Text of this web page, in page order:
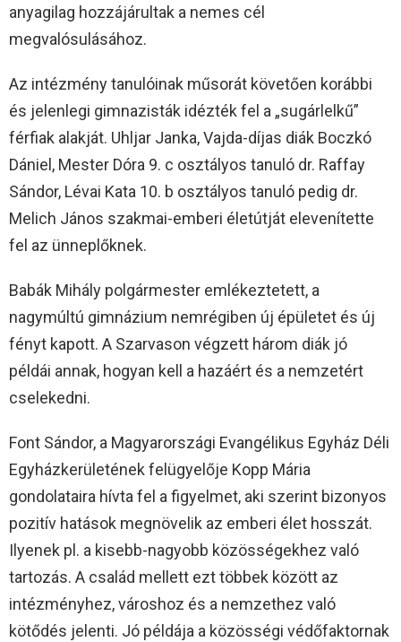
anyagilag hozzájárultak a nemes cél
megvalósulásához.
Az intézmény tanulóinak műsorát követően korábbi
és jelenlegi gimnazisták idézték fel a „sugárlelkű”
férfiak alakját. Uhljar Janka, Vajda-díjas diák Boczkó
Dániel, Mester Dóra 9. c osztályos tanuló dr. Raffay
Sándor, Lévai Kata 10. b osztályos tanuló pedig dr.
Melich János szakmai-emberi életútját elevenítette
fel az ünneplőknek.
Babák Mihály polgármester emlékeztetett, a
nagymúltú gimnázium nemrégiben új épületet és új
fényt kapott. A Szarvason végzett három diák jó
példái annak, hogyan kell a hazáért és a nemzetért
cselekedni.
Font Sándor, a Magyarországi Evangélikus Egyház Déli
Egyházkerületének felügyelője Kopp Mária
gondolataira hívta fel a figyelmet, aki szerint bizonyos
pozitív hatások megnövelik az emberi élet hosszát.
Ilyenek pl. a kisebb-nagyobb közösségekhez való
tartozás. A család mellett ezt többek között az
intézményhez, városhoz és a nemzethez való
kötődés jelenti. Jó példája a közösségi védőfaktornak